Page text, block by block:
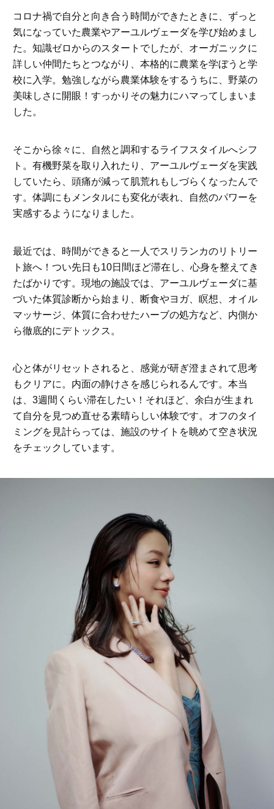
コロナ禍で自分と向き合う時間ができたときに、ずっと
気になっていた農業やアーユルヴェーダを学び始めまし
た。知識ゼロからのスタートでしたが、オーガニックに
詳しい仲間たちとつながり、本格的に農業を学ぼうと学
校に入学。勉強しながら農業体験をするうちに、野菜の
美味しさに開眼！すっかりその魅力にハマってしまいま
した。
そこから徐々に、自然と調和するライフスタイルへシフ
ト。有機野菜を取り入れたり、アーユルヴェーダを実践
していたら、頭痛が減って肌荒れもしづらくなったんで
す。体調にもメンタルにも変化が表れ、自然のパワーを
実感するようになりました。
最近では、時間ができると一人でスリランカのリトリー
ト旅へ！つい先日も10日間ほど滞在し、心身を整えてき
たばかりです。現地の施設では、アーユルヴェーダに基
づいた体質診断から始まり、断食やヨガ、瞑想、オイル
マッサージ、体質に合わせたハーブの処方など、内側か
ら徹底的にデトックス。
心と体がリセットされると、感覚が研ぎ澄まされて思考
もクリアに。内面の静けさを感じられるんです。本当
は、3週間くらい滞在したい！それほど、余白が生まれ
て自分を見つめ直せる素晴らしい体験です。オフのタイ
ミングを見計らっては、施設のサイトを眺めて空き状況
をチェックしています。